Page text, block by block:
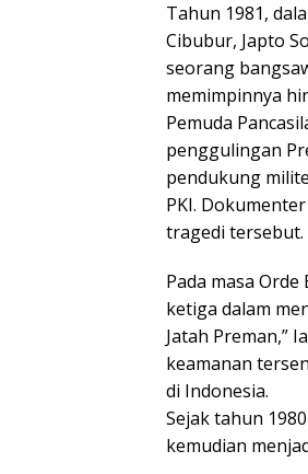
Tahun 1981,
Cibubur, Japto
seorang
memimpinnya
Pemuda
penggulingan
pendukung
PKI.
tragedi tersebut.
Pada masa
ketiga dalam
Jatah Preman,”
keamanan
di Indonesia.
Sejak tahun
kemudian